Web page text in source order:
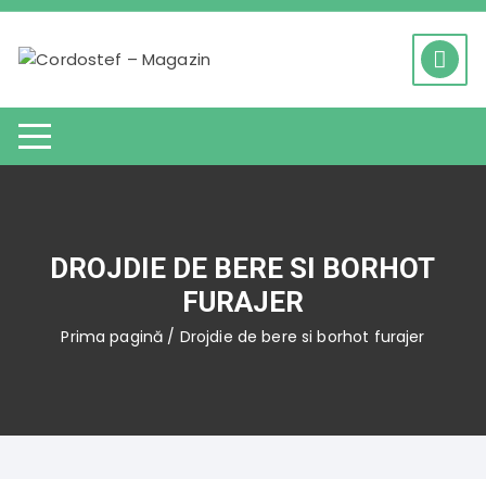
Skip
content
DROJDIE DE BERE SI BORHOT
FURAJER
Prima pagină / Drojdie de bere si borhot furajer